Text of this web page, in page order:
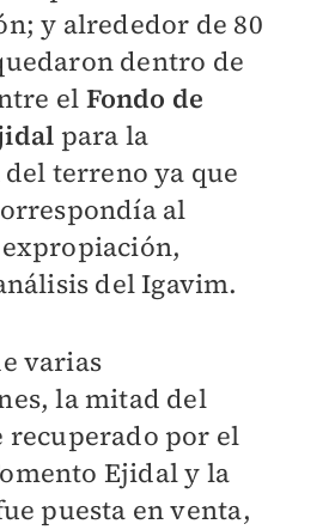
y alrededor de 80
dentro de
el Fondo de
para la
terreno ya que
al
del Igavim.
varias
la mitad del
recuperado por el
Ejidal y la
puesta en venta,